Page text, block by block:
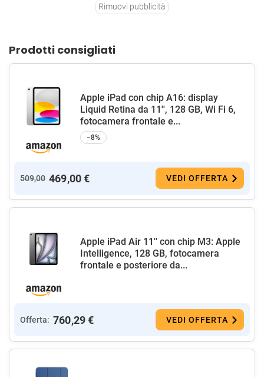
Rimuovi pubblicità
Prodotti consigliati
Apple iPad con chip A16: display
Liquid Retina da 11'', 128 GB, Wi Fi 6,
fotocamera frontale e...
−8%
509,00 469,00 € VEDI OFFERTA
Apple iPad Air 11'' con chip M3: Apple
Intelligence, 128 GB, fotocamera
frontale e posteriore da...
Offerta: 760,29 € VEDI OFFERTA